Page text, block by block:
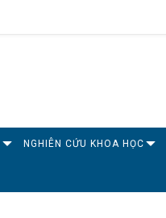
NGHIÊN CỨU KHOA HỌC